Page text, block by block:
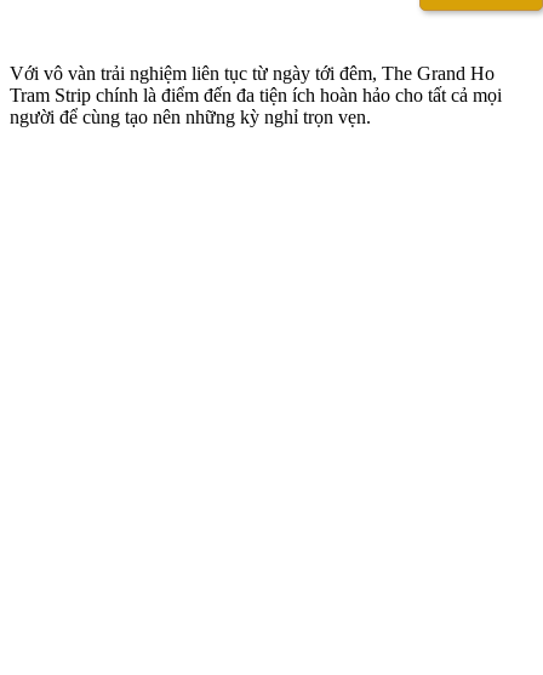
Với vô vàn trải nghiệm liên tục từ ngày tới đêm, The Grand Ho
Tram Strip chính là điểm đến đa tiện ích hoàn hảo cho tất cả mọi
người để cùng tạo nên những kỳ nghỉ trọn vẹn.